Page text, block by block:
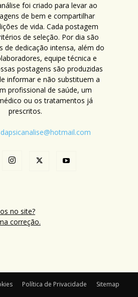
foi criado para levar ao
de bem e compartilhar
de vida. Cada postagem
de seleção. Por dia são
de dedicação intensa, além do
equipe técnica e
postagens são produzidas
informar e não substituem a
profissional de saúde, um
ou os tratamentos já
prescritos.
no site?
correção.
Política de Privacidade Sitemap